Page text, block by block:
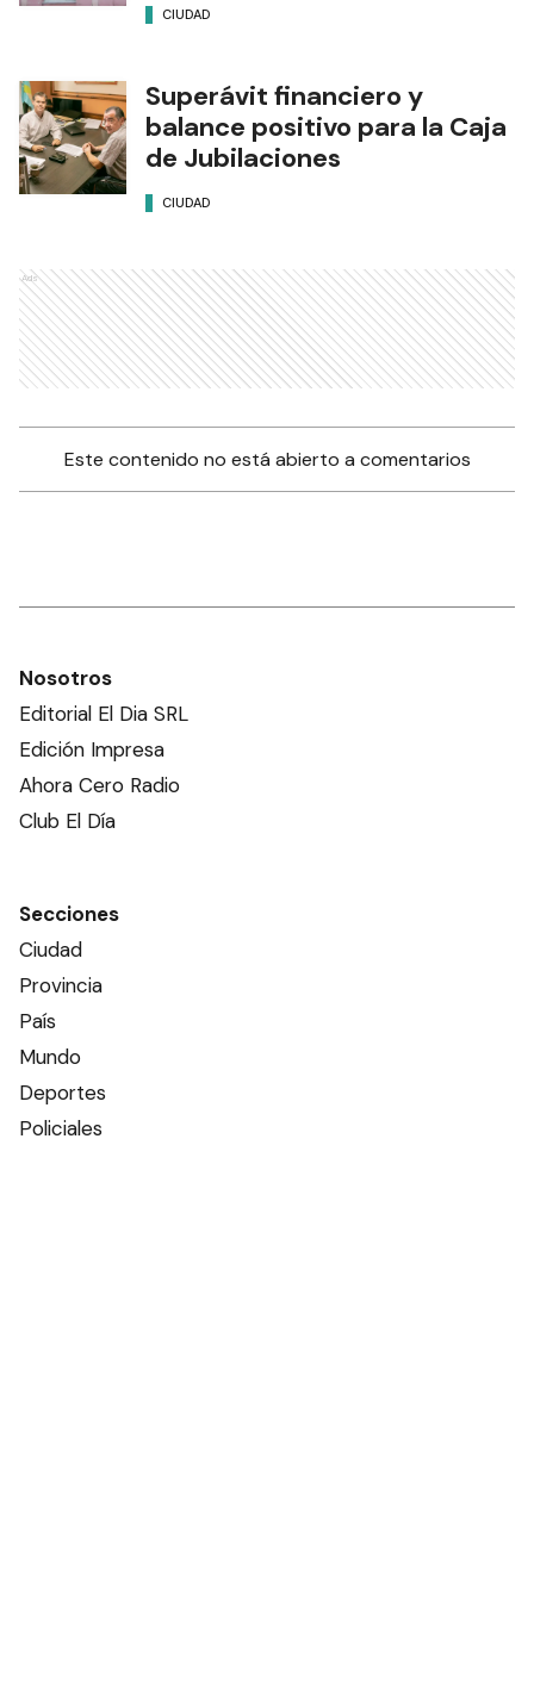
CIUDAD
Superávit financiero y
balance positivo para la Caja
de Jubilaciones
CIUDAD
Ads
Este contenido no está abierto a comentarios
Nosotros
Editorial El Dia SRL
Edición Impresa
Ahora Cero Radio
Club El Día
Secciones
Ciudad
Provincia
País
Mundo
Deportes
Policiales